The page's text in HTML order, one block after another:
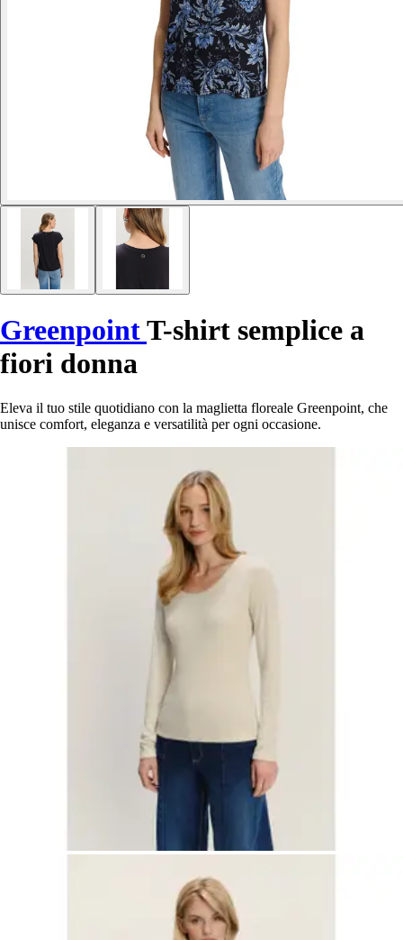
GreenpointT-shirt semplice a
fiori donna
Eleva il tuo stile quotidiano con la maglietta floreale Greenpoint, che
unisce comfort, eleganza e versatilità per ogni occasione.